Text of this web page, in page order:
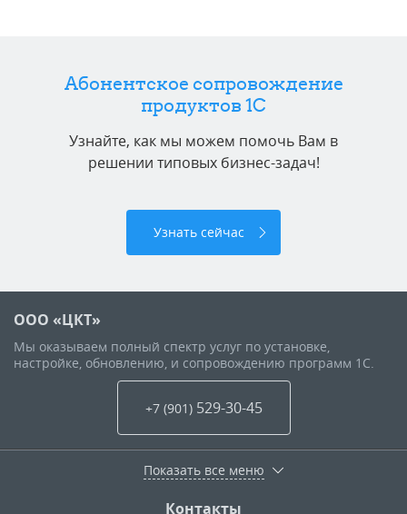
Абонентское сопровождение
продуктов 1C
Узнайте, как мы можем помочь Вам в
решении типовых бизнес-задач!
Узнать сейчас
ООО «ЦКТ»
Мы оказываем полный спектр услуг по установке,
настройке, обновлению, и сопровождению программ 1С.
+7 (901) 529-30-45
Показать все меню
Контакты